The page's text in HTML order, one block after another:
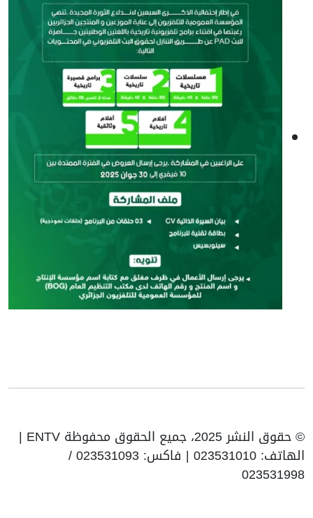
© حقوق النشر 2025، جميع الحقوق محفوظة ENTV |
الهاتف: 023531010 | فاكس: 023531093 /
023531998